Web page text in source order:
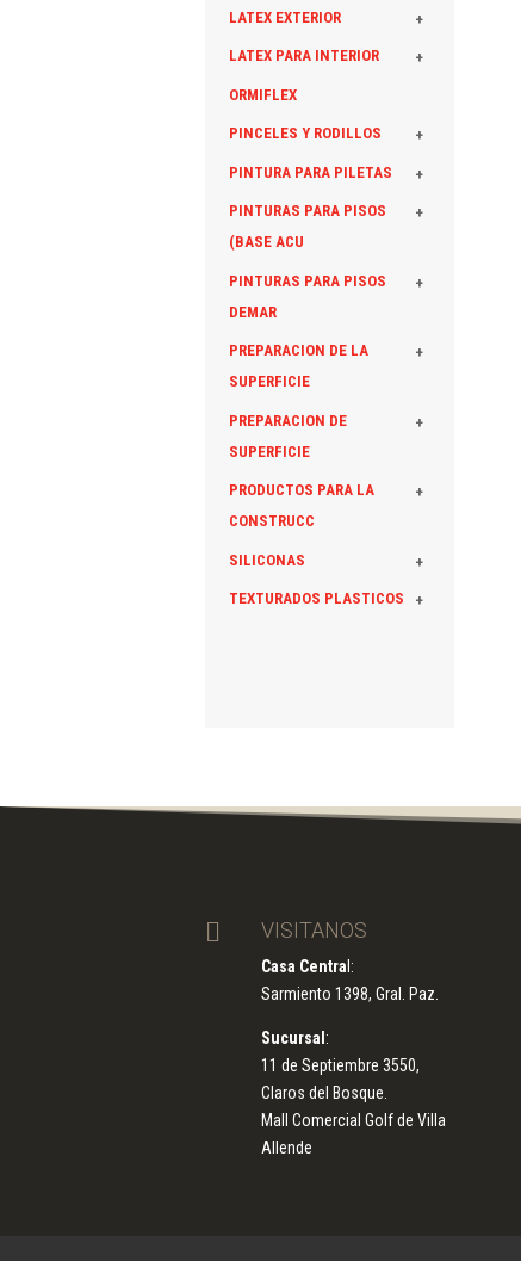
+
LATEX EXTERIOR
+
LATEX PARA INTERIOR
ORMIFLEX
+
PINCELES Y RODILLOS
+
PINTURA PARA PILETAS
+
PINTURAS PARA PISOS
(BASE ACU
+
PINTURAS PARA PISOS
DEMAR
+
PREPARACION DE LA
SUPERFICIE
+
PREPARACION DE
SUPERFICIE
+
PRODUCTOS PARA LA
CONSTRUCC
+
SILICONAS
+
TEXTURADOS PLASTICOS
 VISITANOS
Casa Centra l:
Sarmiento 1398, Gral. Paz.
Sucursal :
11 de Septiembre 3550,
Claros del Bosque.
Mall Comercial Golf de Villa
Allende